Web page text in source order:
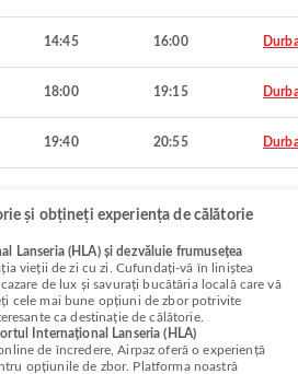
14:45 16:00
18:00 19:15
19:40 20:55
și obțineți experiența de călătorie
Lanseria (HLA) și dezvăluie frumusețea
vieții de zi cu zi. Cufundați-vă în liniștea
de lux și savurați bucătăria locală care vă
cele mai bune opțiuni de zbor potrivite
ca destinație de călătorie.
Internațional Lanseria (HLA)
de încredere, Airpaz oferă o experiență
opțiunile de zbor. Platforma noastră